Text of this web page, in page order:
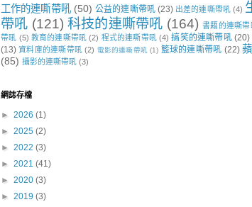
工作的連嘶帶吼 (50) 公益的連嘶帶吼 (23) 出差的連嘶帶吼 (4)
帶吼 (121) 科技的連嘶帶吼 (164) 書籍的連嘶帶
帶吼 (5) 教育的連嘶帶吼 (2) 程式的連嘶帶吼 (4) 搞笑的連嘶帶吼 (20)
(13) 資料庫的連嘶帶吼 (2) 電影的連嘶帶吼 (1) 籃球的連嘶帶吼 (22)
(85) 攝影的連嘶帶吼 (3)
網誌存檔
► 2026 (1)
► 2025 (2)
► 2022 (3)
► 2021 (41)
► 2020 (3)
► 2019 (3)